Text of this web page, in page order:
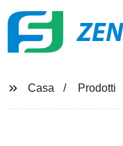
Casa Prodotti